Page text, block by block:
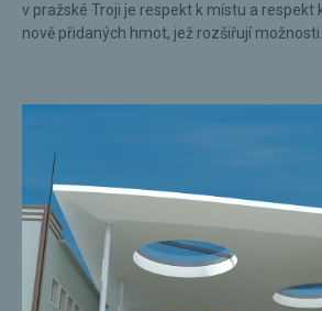
v pražské Troji je respekt k místu a respekt
nově přidaných hmot, jež rozšiřují možnosti...